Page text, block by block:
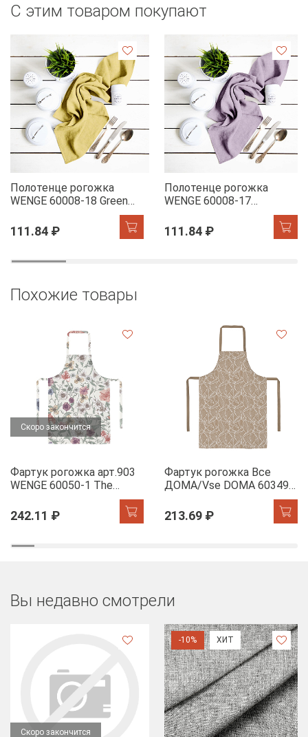
С этим товаром покупают
Полотенце рогожка
WENGE 60008-18 Green
111.84 ₽
Полотенце рогожка
WENGE 60008-17
111.84 ₽
Похожие товары
Скоро закончится
Фартук рогожка арт.903
WENGE 60050-1 The
242.11 ₽
Фартук рогожка Все
ДОМА/Vse DOMA 60349-
213.69 ₽
Вы недавно смотрели
Скоро закончится
-10% ХИТ